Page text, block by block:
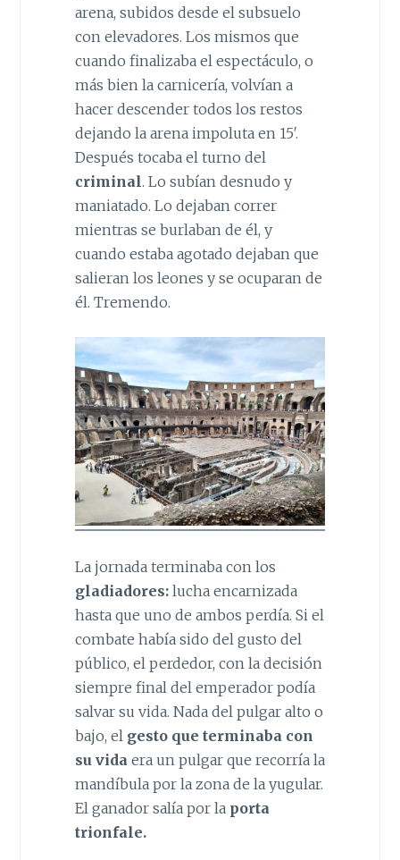
arena, subidos desde el subsuelo
con elevadores. Los mismos que
cuando finalizaba el espectáculo, o
más bien la carnicería, volvían a
hacer descender todos los restos
dejando la arena impoluta en 15′.
Después tocaba el turno del
criminal. Lo subían desnudo y
maniatado. Lo dejaban correr
mientras se burlaban de él, y
cuando estaba agotado dejaban que
salieran los leones y se ocuparan de
él. Tremendo.
La jornada terminaba con los
gladiadores:lucha encarnizada
hasta que uno de ambos perdía. Si el
combate había sido del gusto del
público, el perdedor, con la decisión
siempre final del emperador podía
salvar su vida. Nada del pulgar alto o
bajo, el gesto que terminaba con
su vidaera un pulgar que recorría la
mandíbula por la zona de la yugular.
El ganador salía por la porta
trionfale.